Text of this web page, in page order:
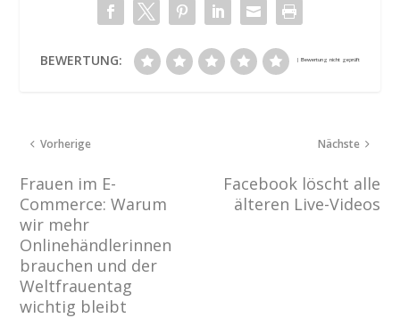
BEWERTUNG:
Vorherige
Frauen im E-
Commerce: Warum
wir mehr
Onlinehändlerinnen
brauchen und der
Weltfrauentag
wichtig bleibt
Nächste
Facebook löscht alle
älteren Live-Videos